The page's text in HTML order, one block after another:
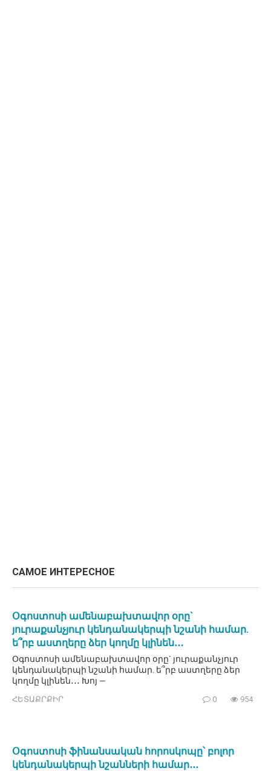
САМОЕ ИНТЕРЕСНОЕ
Օգոստոսի ամենաբախտավոր օրը`
յուրաքանչյուր կենդանակերպի նշանի համար.
ե՞րբ աստղերը ձեր կողմը կլինեն․․․
Օգոստոսի ամենաբախտավոր օրը` յուրաքանչյուր
կենդանակերպի նշանի համար. ե՞րբ աստղերը ձեր
կողմը կլինեն․․․ Խոյ —
ՀԵՏԱՔՐՔԻՐ 0 954
Օգոստոսի ֆինանսական հորոսկոպը՝ բոլոր
կենդանակերպի նշանների համար․․․